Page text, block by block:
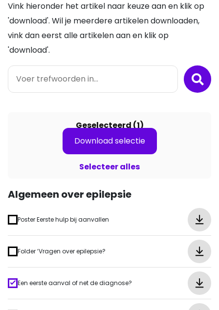
Vink hieronder het artikel naar keuze aan en klik op
'download'. Wil je meerdere artikelen downloaden,
vink dan eerst alle artikelen aan en klik op
'download'.
Geselecteerd(1)
Selecteer alles
Download selectie
Algemeen over epilepsie
Poster Eerste hulp bij aanvallen
Folder ‘Vragen over epilepsie?
Een eerste aanval of net de diagnose?